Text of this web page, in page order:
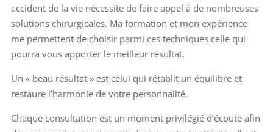
accident de la vie nécessite de faire appel à de nombreuses
solutions chirurgicales. Ma formation et mon expérience
me permettent de choisir parmi ces techniques celle qui
pourra vous apporter le meilleur résultat.
Un « beau résultat » est celui qui rétablit un équilibre et
restaure l’harmonie de votre personnalité.
Chaque consultation est un moment privilégié d’écoute afin